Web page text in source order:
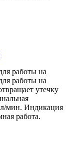
работы на
работы на
утечку
л/мин. Индикация
работа.